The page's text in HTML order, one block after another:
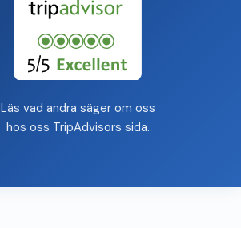
Läs vad andra säger om oss
hos oss TripAdvisors sida.